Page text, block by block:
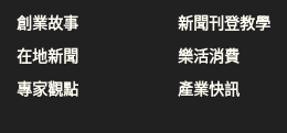
創業故事
在地新聞
專家觀點
新聞刊登教學
樂活消費
產業快訊